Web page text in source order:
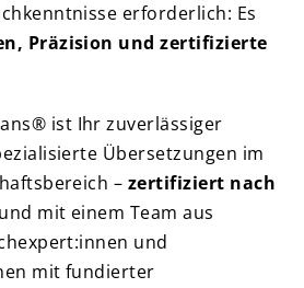
erforderlich: Es
Präzision und zertifizierte
ist Ihr zuverlässiger
Übersetzungen im
– zertifiziert nach
und mit einem Team aus
und
mit fundierter